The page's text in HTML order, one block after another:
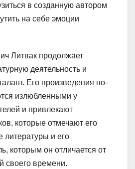
в созданную автором
на себе эмоции
Литвак продолжает
деятельность и
Его произведения по-
излюбленными у
и привлекают
которые отмечают его
литературы и его
которым он отличается от
своего времени.